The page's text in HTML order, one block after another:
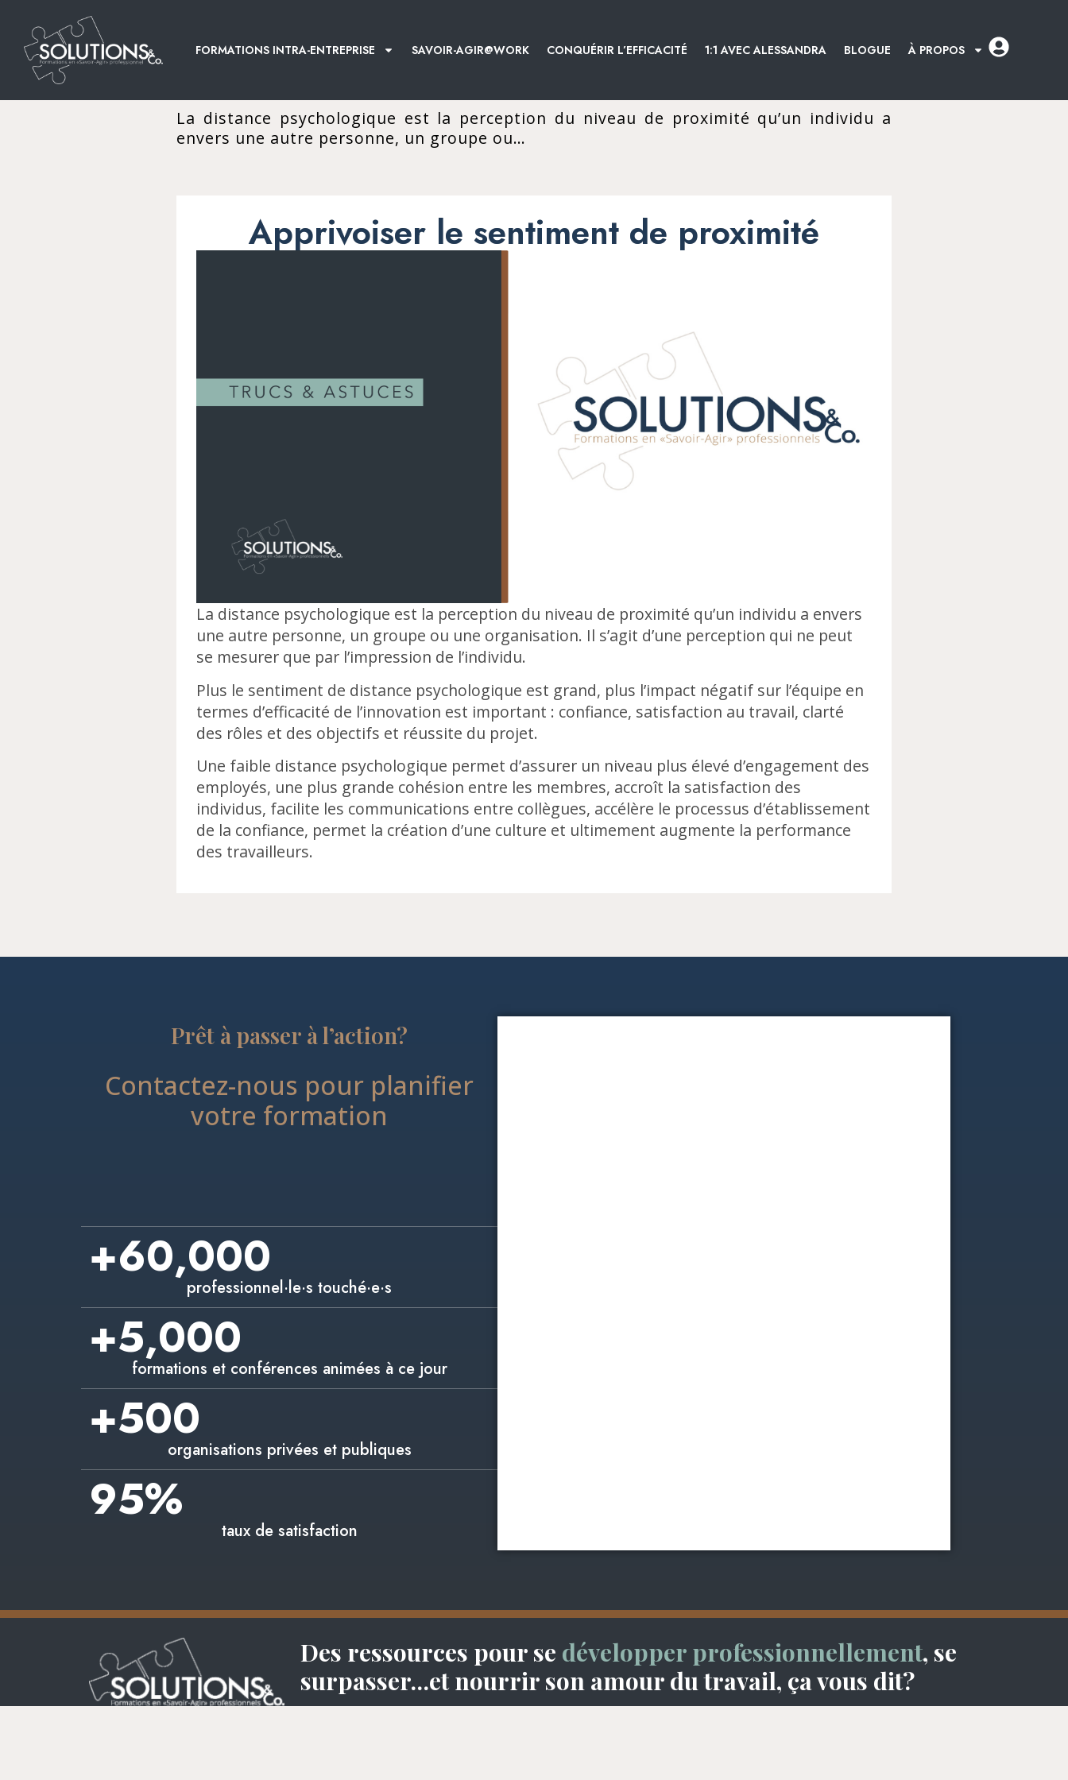
FORMATIONS INTRA-ENTREPRISE SAVOIR-AGIR@WORK CONQUÉRIR L’EFFICACITÉ 1:1 AVEC ALESSANDRA BLOGUE À PROPOS
La distance psychologique est la perception du niveau de proximité qu’un individu a
envers une autre personne, un groupe ou…
Apprivoiser le sentiment de proximité
La distance psychologique est la perception du niveau de proximité qu’un individu a envers
une autre personne, un groupe ou une organisation. Il s’agit d’une perception qui ne peut
se mesurer que par l’impression de l’individu.
Plus le sentiment de distance psychologique est grand, plus l’impact négatif sur l’équipe en
termes d’efficacité de l’innovation est important : confiance, satisfaction au travail, clarté
des rôles et des objectifs et réussite du projet.
Une faible distance psychologique permet d’assurer un niveau plus élevé d’engagement des
employés, une plus grande cohésion entre les membres, accroît la satisfaction des
individus, facilite les communications entre collègues, accélère le processus d’établissement
de la confiance, permet la création d’une culture et ultimement augmente la performance
des travailleurs.
Prêt à passer à l’action?
Contactez-nous pour planifier
votre formation
+60,000
professionnel·le·s touché·e·s
+5,000
formations et conférences animées à ce jour
+500
organisations privées et publiques
95%
taux de satisfaction
Des ressources pour se développer professionnellement, se
surpasser…et nourrir son amour du travail, ça vous dit?